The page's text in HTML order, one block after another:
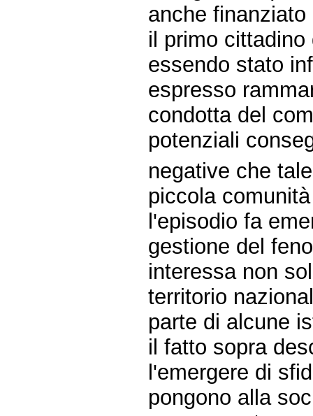
anche
il primo
essendo stato
espresso
condotta del
potenziali
negative che
piccola
l'episodio fa
gestione del
interessa non
territorio
parte di alcune
il fatto sopra
l'emergere di
pongono alla